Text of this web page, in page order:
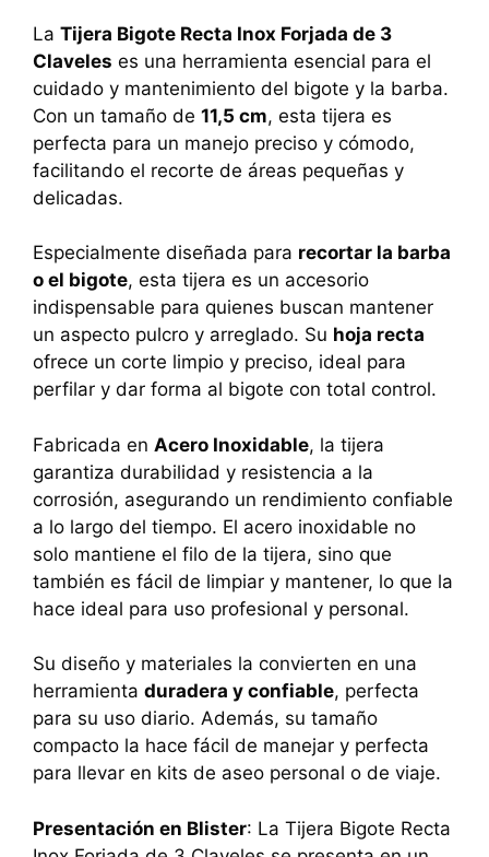
La Tijera Bigote Recta Inox Forjada de 3
Claveles es una herramienta esencial para el
cuidado y mantenimiento del bigote y la barba.
Con un tamaño de 11,5 cm, esta tijera es
perfecta para un manejo preciso y cómodo,
facilitando el recorte de áreas pequeñas y
delicadas.
Especialmente diseñada para recortar la barba
o el bigote, esta tijera es un accesorio
indispensable para quienes buscan mantener
un aspecto pulcro y arreglado. Su hoja recta
ofrece un corte limpio y preciso, ideal para
perfilar y dar forma al bigote con total control.
Fabricada en Acero Inoxidable, la tijera
garantiza durabilidad y resistencia a la
corrosión, asegurando un rendimiento confiable
a lo largo del tiempo. El acero inoxidable no
solo mantiene el filo de la tijera, sino que
también es fácil de limpiar y mantener, lo que la
hace ideal para uso profesional y personal.
Su diseño y materiales la convierten en una
herramienta duradera y confiable, perfecta
para su uso diario. Además, su tamaño
compacto la hace fácil de manejar y perfecta
para llevar en kits de aseo personal o de viaje.
Presentación en Blister: La Tijera Bigote Recta